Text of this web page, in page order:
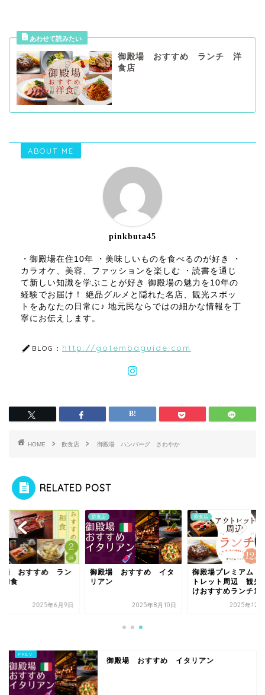
御殿場 おすすめ ランチ 洋
食店
ABOUT ME
pinkbuta45
・御殿場在住10年 ・美味しいものを食べるのが好き ・
カラオケ、美容、ファッションを楽しむ ・読書を通じ
て新しい知識を学ぶことが好き 御殿場の魅力を10年の
経験でお届け！ 絶品グルメと隠れた名店、観光スポッ
トをあなたの日常に♪ 地元民ならではの細かな情報を丁
寧にお伝えします。
BLOG： http://gotembaguide.com
HOME 飲食店 御殿場 ハンバーグ さわやか
RELATED POST
場 おすすめ ラン
食
2025年6月9日
飲食店
御殿場 おすすめ イタ
リアン
2025年8月10日
飲食店
御殿場プレミアム・
トレット周辺 観光
けおすすめランチ12
2025年12
御殿場 おすすめ イタリアン